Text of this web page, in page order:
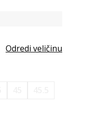
Odredi veličinu